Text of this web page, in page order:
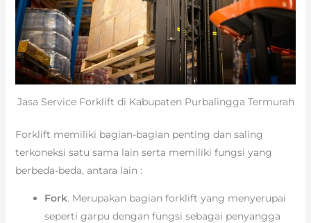
Jasa Service Forklift di Kabupaten Purbalingga Termurah
Forklift memiliki bagian-bagian penting dan saling
terkoneksi satu sama lain serta memiliki fungsi yang
berbeda-beda, antara lain :
Fork. Merupakan bagian forklift yang menyerupai
seperti garpu dengan fungsi sebagai penyangga